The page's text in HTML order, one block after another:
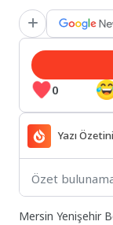
0
Yazı
Özet
Mersin Yenişehir